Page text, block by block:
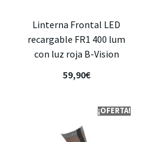
Linterna Frontal LED
recargable FR1 400 lum
con luz roja B-Vision
59,90€
¡OFERTA!